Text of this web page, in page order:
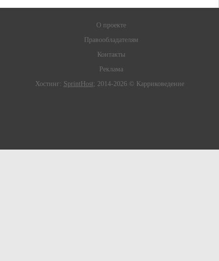
О проекте
Правообладателям
Контакты
Реклама
Хостинг: SprintHost; 2014-2026 © Карриковедение